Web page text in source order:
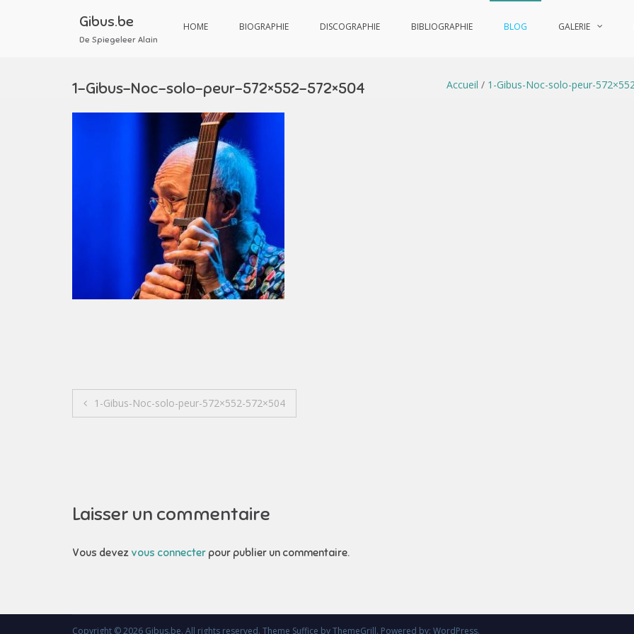
Gibus.be
De Spiegeleer Alain
HOME BIOGRAPHIE DISCOGRAPHIE BIBLIOGRAPHIE BLOG GALERIE
1-Gibus-Noc-solo-peur-572×552-572×504 Accueil / 1-Gibus-Noc-solo-peur-
Navigation
1-Gibus-Noc-solo-peur-572×552-572×504
Laisser un commentaire
Vous devez vous connecter pour publier un commentaire.
Copyright © 2026 Gibus.be. All rights reserved. Theme Suffice by ThemeGrill. Powered by: WordPress.